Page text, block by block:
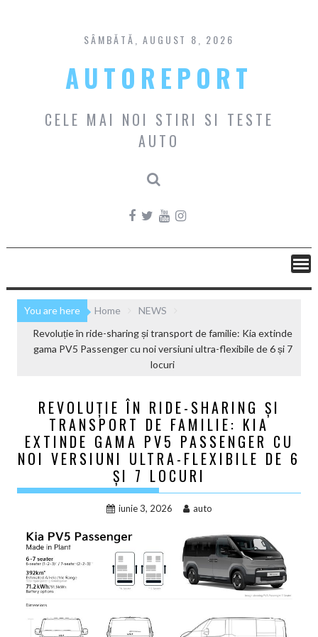
content
SÂMBĂTĂ, AUGUST 8, 2026
AUTOREPORT
CELE MAI NOI STIRI SI TESTE
AUTO
You are here Home
NEWS
Revoluție în ride-sharing și transport de familie: Kia extinde
gama PV5 Passenger cu noi versiuni ultra-flexibile de 6 și 7
locuri
REVOLUȚIE ÎN RIDE-SHARING ȘI
TRANSPORT DE FAMILIE: KIA
EXTINDE GAMA PV5 PASSENGER CU
NOI VERSIUNI ULTRA-FLEXIBILE DE 6
ȘI 7 LOCURI
iunie 3, 2026 auto